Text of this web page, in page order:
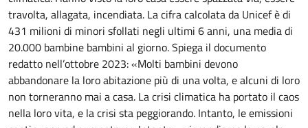
travolta, allagata, incendiata. La cifra calcolata da Unicef è di
431 milioni di minori sfollati negli ultimi 6 anni, una media di
20.000 bambine bambini al giorno. Spiega il documento
redatto nell’ottobre 2023: «Molti bambini devono
abbandonare la loro abitazione più di una volta, e alcuni di loro
non torneranno mai a casa. La crisi climatica ha portato il caos
nella loro vita, e la crisi sta peggiorando. Intanto, le emissioni